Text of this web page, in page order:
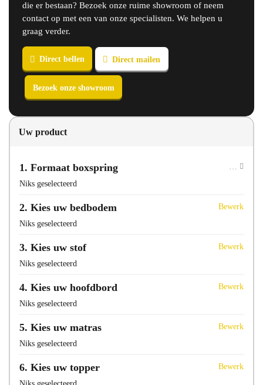
die er bestaan? Bezoek onze ruime showroom of neem
contact op met een van onze specialisten. We helpen u
graag verder.
Bezoek onze showroom
Uw product
1 Formaat boxspring
Niks geselecteerd
2 Kies uw bedbodem
Bewerk
Niks geselecteerd
3 Kies uw stof
Bewerk
Niks geselecteerd
4 Kies uw hoofdbord
Bewerk
Niks geselecteerd
5 Kies uw matras
Bewerk
Niks geselecteerd
6 Kies uw topper
Bewerk